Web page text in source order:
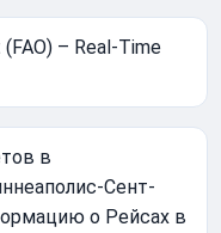
– Real-Time
в
Сент-
о Рейсах в